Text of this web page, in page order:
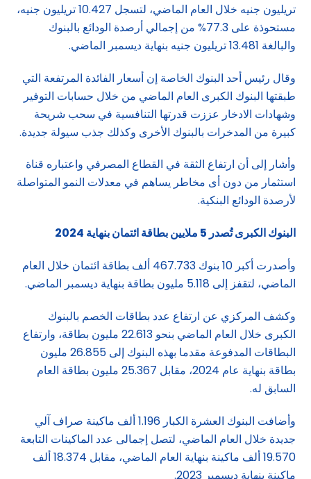
تريليون جنيه خلال العام الماضي، لتسجل 10.427 تريليون جنيه،
مستحوذة على 77.3% من إجمالي أرصدة الودائع بالبنوك
والبالغة 13.481 تريليون جنيه بنهاية ديسمبر الماضي.
وقال رئيس أحد البنوك الخاصة إن أسعار الفائدة المرتفعة التي
طبقتها البنوك الكبرى العام الماضي من خلال حسابات التوفير
وشهادات الادخار عززت قدرتها التنافسية في سحب شريحة
كبيرة من المدخرات بالبنوك الأخرى وكذلك جذب سيولة جديدة.
وأشار إلى أن ارتفاع الثقة في القطاع المصرفي واعتباره قناة
استثمار من دون أى مخاطر يساهم في معدلات النمو المتواصلة
لأرصدة الودائع البنكية.
البنوك الكبرى تُصدر 5 ملايين بطاقة ائتمان بنهاية 2024
وأصدرت أكبر 10 بنوك 467.733 ألف بطاقة ائتمان خلال العام
الماضي، لتقفز إلى 5.118 مليون بطاقة بنهاية ديسمبر الماضي.
وكشف المركزي عن ارتفاع عدد بطاقات الخصم بالبنوك
الكبرى خلال العام الماضي بنحو 22.613 مليون بطاقة، وارتفاع
البطاقات المدفوعة مقدما بهذه البنوك إلى 26.855 مليون
بطاقة بنهاية عام 2024، مقابل 25.367 مليون بطاقة العام
السابق له.
وأضافت البنوك العشرة الكبار 1.196 ألف ماكينة صراف آلي
جديدة خلال العام الماضي، لتصل إجمالى عدد الماكينات التابعة
19.570 ألف ماكينة بنهاية العام الماضي، مقابل 18.374 ألف
ماكينة بنهاية ديسمبر 2023.